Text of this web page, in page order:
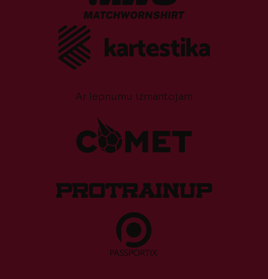
Ar lepnumu izmantojam